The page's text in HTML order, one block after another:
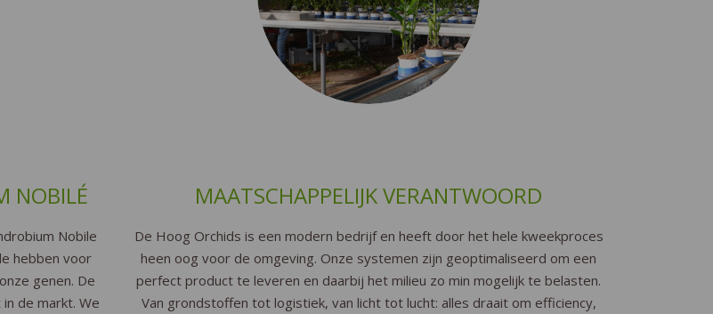
NOBILÉ
Nobile
hebben voor
genen. De
de markt. We
MAATSCHAPPELIJK VERANTWOORD
De Hoog Orchids is een modern bedrijf en heeft door het hele kweekproces
heen oog voor de omgeving. Onze systemen zijn geoptimaliseerd om een
perfect product te leveren en daarbij het milieu zo min mogelijk te belasten.
Van grondstoffen tot logistiek, van licht tot lucht: alles draait om efficiency,